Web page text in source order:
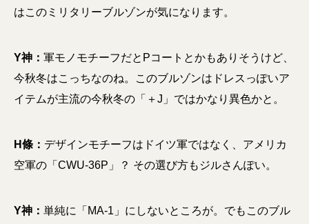
はこのミリタリーブルゾンが気になります。
Y神： 軍モノモチーフだとPコートとかもありそうけど、
今秋冬はこっちなのね。このブルゾンはドレスっぽいア
イテムが主流の今秋冬の「＋J」ではかなり異色かと。
H條： デザインモチーフはドイツ軍ではなく、アメリカ
空軍の「CWU-36P」？ その選び方もジルさんぽい。
Y神： 単純に「MA-1」にしないところが。でもこのブル